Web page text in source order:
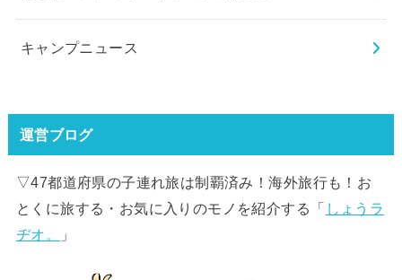
キャンプニュース
運営ブログ
▽47都道府県の子連れ旅は制覇済み！海外旅行も！お
とくに旅する・お気に入りのモノを紹介する「 しょうラ
ヂオ。
」